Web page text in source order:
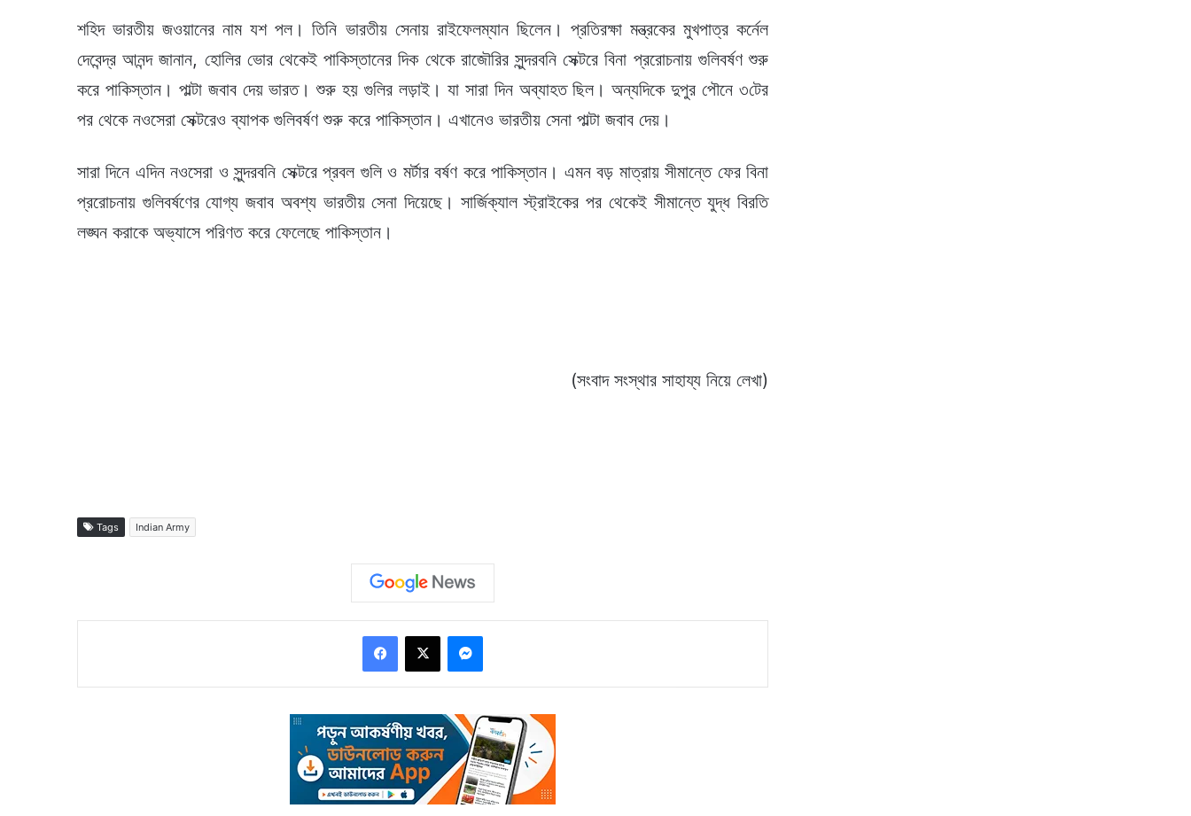
শহিদ ভারতীয় জওয়ানের নাম যশ পল। তিনি ভারতীয় সেনায় রাইফেলম্যান ছিলেন। প্রতিরক্ষা মন্ত্রকের মুখপাত্র কর্নেল
দেবেন্দ্র আনন্দ জানান, হোলির ভোর থেকেই পাকিস্তানের দিক থেকে রাজৌরির সুন্দরবনি সেক্টরে বিনা প্ররোচনায় গুলিবর্ষণ শুরু
করে পাকিস্তান। পাল্টা জবাব দেয় ভারত। শুরু হয় গুলির লড়াই। যা সারা দিন অব্যাহত ছিল। অন্যদিকে দুপুর পৌনে ৩টের
পর থেকে নওসেরা সেক্টরেও ব্যাপক গুলিবর্ষণ শুরু করে পাকিস্তান। এখানেও ভারতীয় সেনা পাল্টা জবাব দেয়।
সারা দিনে এদিন নওসেরা ও সুন্দরবনি সেক্টরে প্রবল গুলি ও মর্টার বর্ষণ করে পাকিস্তান। এমন বড় মাত্রায় সীমান্তে ফের বিনা
প্ররোচনায় গুলিবর্ষণের যোগ্য জবাব অবশ্য ভারতীয় সেনা দিয়েছে। সার্জিক্যাল স্ট্রাইকের পর থেকেই সীমান্তে যুদ্ধ বিরতি
লঙ্ঘন করাকে অভ্যাসে পরিণত করে ফেলেছে পাকিস্তান।
(সংবাদ সংস্থার সাহায্য নিয়ে লেখা)
Tags Indian Army